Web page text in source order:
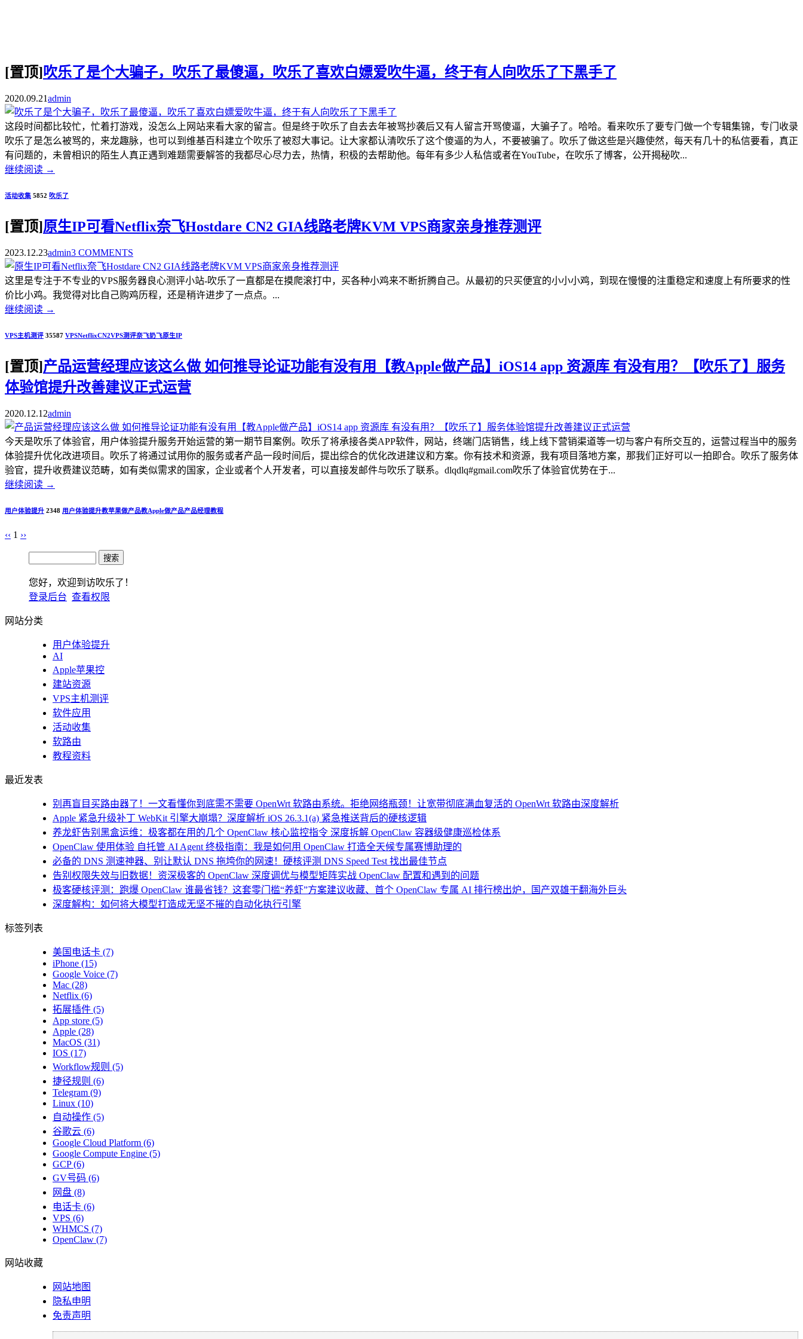
[置顶]吹乐了是个大骗子，吹乐了最傻逼，吹乐了喜欢白嫖爱吹牛逼，终于有人向吹乐了下黑手了
2020.09.21admin
这段时间都比较忙，忙着打游戏，没怎么上网站来看大家的留言。但是终于吹乐了自去去年被骂抄袭后又有人留言开骂傻逼，大骗子了。哈哈。看来吹乐了要专门做一个专辑集锦，专门收录
吹乐了是怎么被骂的，来龙趣脉，也可以到维基百科建立个吹乐了被怼大事记。让大家都认清吹乐了这个傻逼的为人，不要被骗了。吹乐了做这些是兴趣使然，每天有几十的私信要看，真正
有问题的，未曾相识的陌生人真正遇到难题需要解答的我都尽心尽力去，热情，积极的去帮助他。每年有多少人私信或者在YouTube，在吹乐了博客，公开揭秘吹...
继续阅读 →
活动收集 5852 吹乐了
[置顶]原生IP可看Netflix奈飞Hostdare CN2 GIA线路老牌KVM VPS商家亲身推荐测评
2023.12.23admin3 COMMENTS
这里是专注于不专业的VPS服务器良心测评小站-吹乐了一直都是在摸爬滚打中，买各种小鸡来不断折腾自己。从最初的只买便宜的小小小鸡，到现在慢慢的注重稳定和速度上有所要求的性
价比小鸡。我觉得对比自己购鸡历程，还是稍许进步了一点点。...
继续阅读 →
VPS主机测评 35587 VPSNetflixCN2VPS测评奈飞奶飞原生IP
[置顶]产品运营经理应该这么做 如何推导论证功能有没有用【教Apple做产品】iOS14 app 资源库 有没有用？【吹乐了】服务
体验馆提升改善建议正式运营
2020.12.12admin
今天是吹乐了体验官，用户体验提升服务开始运营的第一期节目案例。吹乐了将承接各类APP软件，网站，终端门店销售，线上线下营销渠道等一切与客户有所交互的，运营过程当中的服务
体验提升优化改进项目。吹乐了将通过试用你的服务或者产品一段时间后，提出综合的优化改进建议和方案。你有技术和资源，我有项目落地方案，那我们正好可以一拍即合。吹乐了服务体
验官，提升收费建议范畴，如有类似需求的国家，企业或者个人开发者，可以直接发邮件与吹乐了联系。dlqdlq#gmail.com吹乐了体验官优势在于...
继续阅读 →
用户体验提升 2348 用户体验提升教苹果做产品教Apple做产品产品经理教程
‹‹ 1 ››
您好，欢迎到访吹乐了！
登录后台 查看权限
网站分类
用户体验提升
AI
Apple苹果控
建站资源
VPS主机测评
软件应用
活动收集
软路由
教程资料
最近发表
别再盲目买路由器了！一文看懂你到底需不需要 OpenWrt 软路由系统。拒绝网络瓶颈！让宽带彻底满血复活的 OpenWrt 软路由深度解析
Apple 紧急升级补丁 WebKit 引擎大崩塌？深度解析 iOS 26.3.1(a) 紧急推送背后的硬核逻辑
养龙虾告别黑盒运维：极客都在用的几个 OpenClaw 核心监控指令 深度拆解 OpenClaw 容器级健康巡检体系
OpenClaw 使用体验 自托管 AI Agent 终极指南：我是如何用 OpenClaw 打造全天候专属赛博助理的
必备的 DNS 测速神器、别让默认 DNS 拖垮你的网速！硬核评测 DNS Speed Test 找出最佳节点
告别权限失效与旧数据！资深极客的 OpenClaw 深度调优与模型矩阵实战 OpenClaw 配置和遇到的问题
极客硬核评测：跑爆 OpenClaw 谁最省钱？这套零门槛“养虾”方案建议收藏、首个 OpenClaw 专属 AI 排行榜出炉，国产双雄干翻海外巨头
深度解构：如何将大模型打造成无坚不摧的自动化执行引擎
标签列表
美国电话卡 (7)
iPhone (15)
Google Voice (7)
Mac (28)
Netflix (6)
拓展插件 (5)
App store (5)
Apple (28)
MacOS (31)
IOS (17)
Workflow规则 (5)
捷径规则 (6)
Telegram (9)
Linux (10)
自动操作 (5)
谷歌云 (6)
Google Cloud Platform (6)
Google Compute Engine (5)
GCP(6)
GV号码 (6)
网盘 (8)
电话卡 (6)
VPS (6)
WHMCS (7)
OpenClaw (7)
网站收藏
网站地图
隐私申明
免责声明